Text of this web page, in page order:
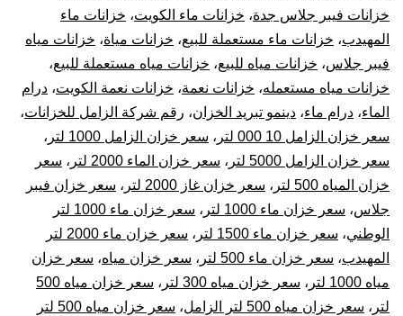
خزانات فيبر جلاس جدة، خزانات ماء الكويت، خزانات ماء
المهيدب، خزانات ماء مستعملة للبيع، خزانات مياة، خزانات مياه
فيبر جلاس، خزانات مياه للبيع، خزانات مياه مستعملة للبيع،
خزانات مياه مستعمله، خزانات نعمة، خزانات نعمة الكويت، درام
الماء، درام ماء، دينمو تبريد الخزان، رقم شركة الزامل للخزانات،
سعر خزان الزامل 10 000 لتر
، سعر خزان الزامل 1000 لتر
،
سعر خزان الزامل 5000 لتر
، سعر خزان الماء 2000 لتر ، سعر
خزان المياه 500 لتر
، سعر خزان غاز 2000 لتر ، سعر خزان فيبر
جلاس، سعر خزان ماء 1000 لتر ،
سعر خزان ماء 1000 لتر
الوطني، سعر خزان ماء 1500 لتر ،
سعر خزان ماء 2000 لتر
المهيدب، سعر خزان ماء 500 لتر ، سعر خزان مياه، سعر خزان
مياه 1000 لتر
، سعر خزان مياه 300 لتر ،
سعر خزان مياه 500
لتر ، سعر خزان مياه 500 لتر الزامل ،
سعر خزان مياه 500 لتر